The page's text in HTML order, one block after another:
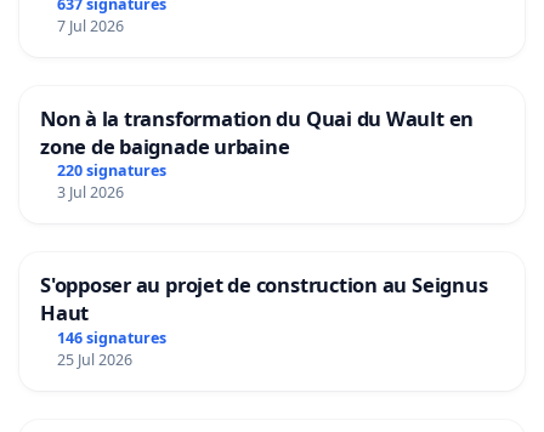
7 Jul 2026
Non à la transformation du Quai du Wault en
zone de baignade urbaine
220 signatures
3 Jul 2026
S'opposer au projet de construction au Seignus
Haut
146 signatures
25 Jul 2026